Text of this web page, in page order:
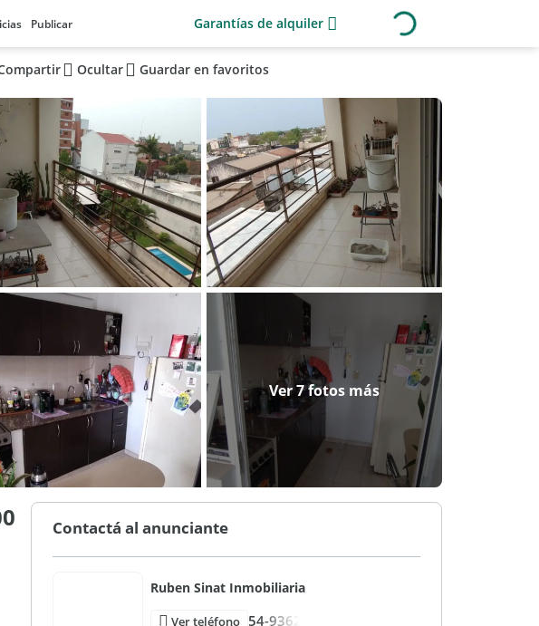
Publicar Garantías de alquiler
Ocultar Guardar en favoritos
Ver 7 fotos más
Contactá al anunciante
Ruben Sinat Inmobiliaria
Ver teléfono 54-9362